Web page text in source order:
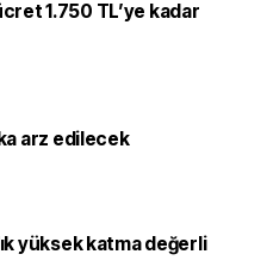
1.750 TL’ye kadar
arz edilecek
yüksek katma değerli